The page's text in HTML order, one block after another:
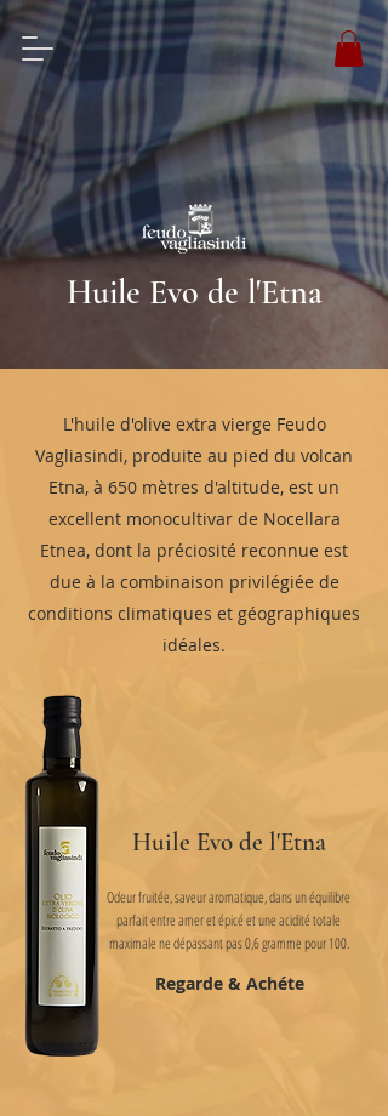
Huile Evo de l'Etna
L'huile d'olive extra vierge Feudo
Vagliasindi, produite au pied du volcan
Etna, à 650 mètres d'altitude, est un
excellent monocultivar de Nocellara
Etnea, dont la préciosité reconnue est
due à la combinaison privilégiée de
conditions climatiques et géographiques
idéales.
Huile Evo de l'Etna
Odeur fruitée, saveur aromatique, dans un équilibre
parfait entre amer et épicé et une acidité totale
maximale ne dépassant pas 0,6 gramme pour 100.
Regarde & Achéte